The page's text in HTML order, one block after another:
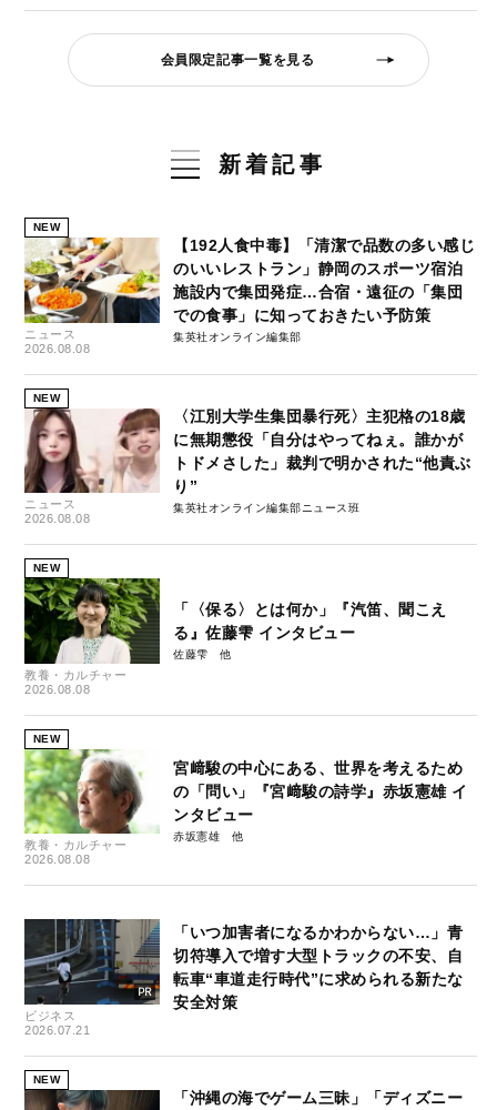
会員限定記事一覧を見る
新着記事
NEW
ニュース
2026.08.08
【192人食中毒】「清潔で品数の多い感じ
のいいレストラン」静岡のスポーツ宿泊
施設内で集団発症…合宿・遠征の「集団
での食事」に知っておきたい予防策
集英社オンライン編集部
NEW
ニュース
2026.08.08
〈江別大学生集団暴行死〉主犯格の18歳
に無期懲役「自分はやってねぇ。誰かが
トドメさした」裁判で明かされた“他責ぶ
り”
集英社オンライン編集部ニュース班
NEW
教養・カルチャー
2026.08.08
「〈保る〉とは何か」『汽笛、聞こえ
る』佐藤雫 インタビュー
佐藤雫
NEW
教養・カルチャー
2026.08.08
宮﨑駿の中心にある、世界を考えるため
の「問い」『宮﨑駿の詩学』赤坂憲雄 イ
ンタビュー
赤坂憲雄
ビジネス
2026.07.21
「いつ加害者になるかわからない…」青
切符導入で増す大型トラックの不安、自
転車“車道走行時代”に求められる新たな
安全対策
NEW
「沖縄の海でゲーム三昧」「ディズニー